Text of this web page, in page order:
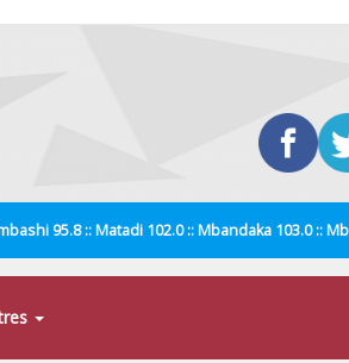
95.8 :: Matadi 102.0 :: Mbandaka 103.0 ::